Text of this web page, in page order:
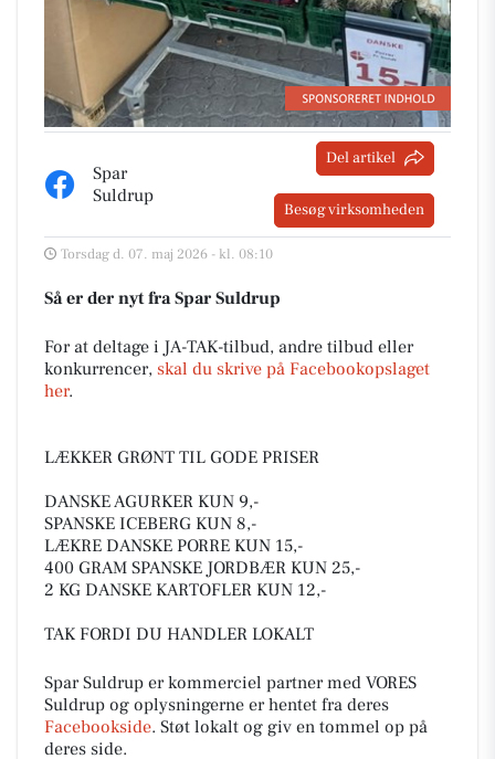
Spar
Suldrup
Del artikel
Besøg virksomheden
Torsdag d. 07. maj 2026 - kl. 08:10
Så er der nyt fra Spar Suldrup
For at deltage i JA-TAK-tilbud, andre tilbud eller
konkurrencer, skal du skrive på Facebookopslaget
her.
LÆKKER GRØNT TIL GODE PRISER
DANSKE AGURKER KUN 9,-
SPANSKE ICEBERG KUN 8,-
LÆKRE DANSKE PORRE KUN 15,-
400 GRAM SPANSKE JORDBÆR KUN 25,-
2 KG DANSKE KARTOFLER KUN 12,-
TAK FORDI DU HANDLER LOKALT
Spar Suldrup er kommerciel partner med VORES
Suldrup og oplysningerne er hentet fra deres
Facebookside. Støt lokalt og giv en tommel op på
deres side.